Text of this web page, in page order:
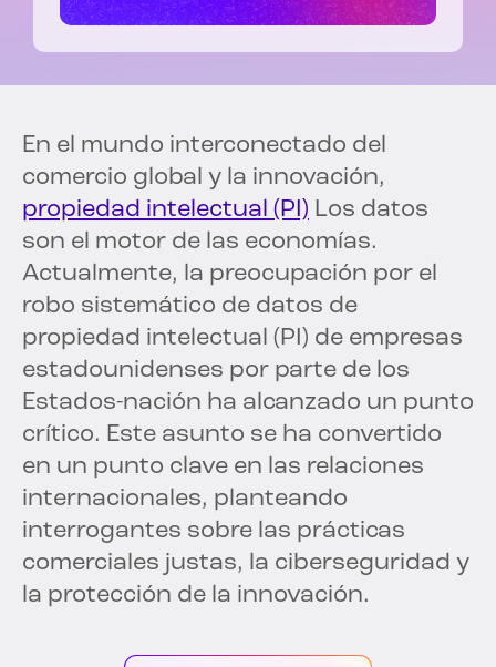
En el mundo interconectado del
comercio global y la innovación,
propiedad intelectual (PI) Los datos
son el motor de las economías.
Actualmente, la preocupación por el
robo sistemático de datos de
propiedad intelectual (PI) de empresas
estadounidenses por parte de los
Estados-nación ha alcanzado un punto
crítico. Este asunto se ha convertido
en un punto clave en las relaciones
internacionales, planteando
interrogantes sobre las prácticas
comerciales justas, la ciberseguridad y
la protección de la innovación.